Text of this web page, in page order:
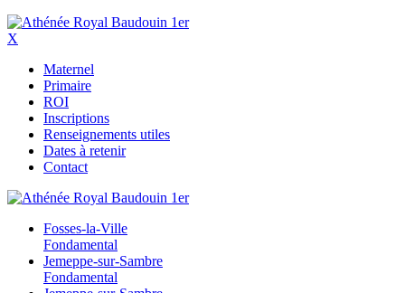
X
Maternel
Primaire
ROI
Inscriptions
Renseignements utiles
Dates à retenir
Contact
Fosses-la-Ville
Fondamental
Jemeppe-sur-Sambre
Fondamental